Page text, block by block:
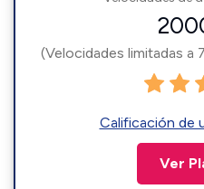
(Velocidades limitadas a
Calificación de
Ver